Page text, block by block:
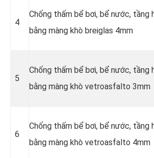
4
Chống thấm bể bơi, bể nước, tầng
bằng màng khò breiglas 4mm
5
Chống thấm bể bơi, bể nước, tầng
bằng màng khò vetroasfalto 3mm
6
Chống thấm bể bơi, bể nước, tầng
bằng màng khò vetroasfalto 4mm